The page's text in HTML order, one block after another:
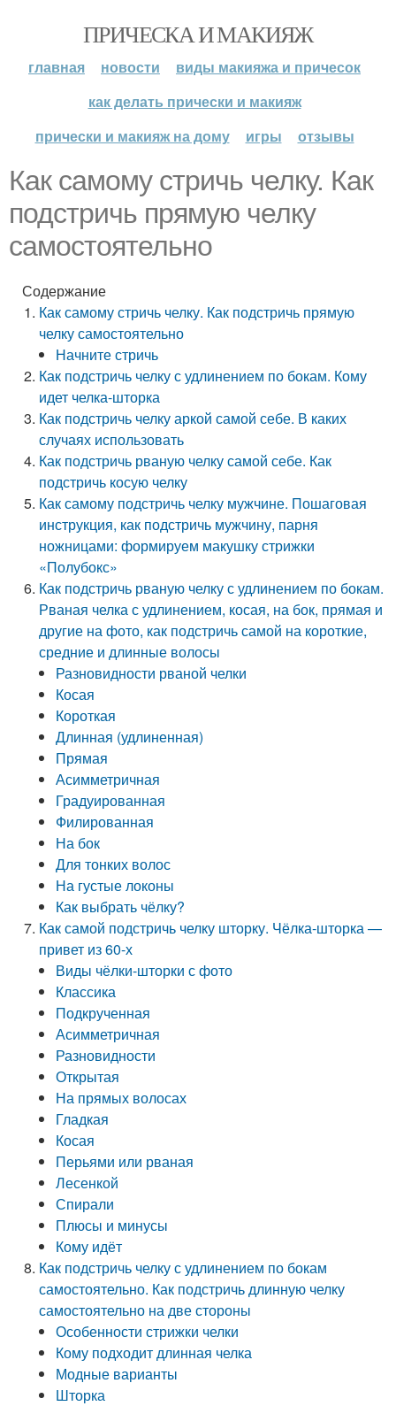
ПРИЧЕСКА И МАКИЯЖ
главная новости
виды макияжа и причесок
как делать прически и макияж
прически и макияж на дому
игры отзывы
Как самому стричь челку. Как
подстричь прямую челку
самостоятельно
Содержание
Как самому стричь челку. Как подстричь прямую
челку самостоятельно
Начните стричь
Как подстричь челку с удлинением по бокам. Кому
идет челка-шторка
Как подстричь челку аркой самой себе. В каких
случаях использовать
Как подстричь рваную челку самой себе. Как
подстричь косую челку
Как самому подстричь челку мужчине. Пошаговая
инструкция, как подстричь мужчину, парня
ножницами: формируем макушку стрижки
«Полубокс»
Как подстричь рваную челку с удлинением по бокам.
Рваная челка с удлинением, косая, на бок, прямая и
другие на фото, как подстричь самой на короткие,
средние и длинные волосы
Разновидности рваной челки
Косая
Короткая
Длинная (удлиненная)
Прямая
Асимметричная
Градуированная
Филированная
На бок
Для тонких волос
На густые локоны
Как выбрать чёлку?
Как самой подстричь челку шторку. Чёлка-шторка —
привет из 60-х
Виды чёлки-шторки с фото
Классика
Подкрученная
Асимметричная
Разновидности
Открытая
На прямых волосах
Гладкая
Косая
Перьями или рваная
Лесенкой
Спирали
Плюсы и минусы
Кому идёт
Как подстричь челку с удлинением по бокам
самостоятельно. Как подстричь длинную челку
самостоятельно на две стороны
Особенности стрижки челки
Кому подходит длинная челка
Модные варианты
Шторка